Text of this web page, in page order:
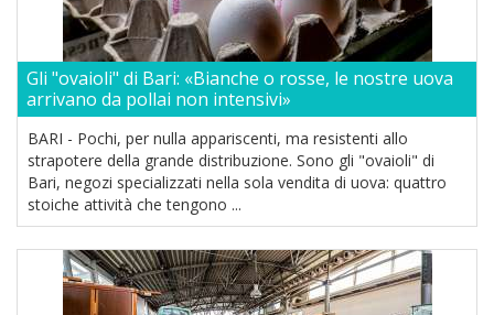
Gli "ovaioli" di Bari: «Bianche o rosse, le nostre uova
arrivano da pollai non intensivi»
BARI - Pochi, per nulla appariscenti, ma resistenti allo
strapotere della grande distribuzione. Sono gli "ovaioli" di
Bari, negozi specializzati nella sola vendita di uova: quattro
stoiche attività che tengono ...